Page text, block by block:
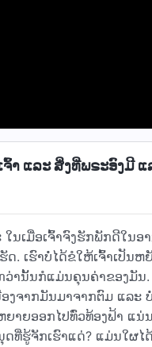
າ ແລະ ສິ່ງທີ່ພຣະອົງມີ
ນເມື່ອເຈົ້າຈົງຮັກພັກດີໃນ
. ເຮົາບໍ່ໄດ້ຂໍໃຫ້ເຈົ້າເປັນ
ານັ້ນກໍແມ່ນຄຸນຄ່າຂອງມັນ.
ງຈາກມັນມາຈາກຕົມ ແລ
ຍອອກໄປທົ່ວທ້ອງຟ້າ ແນ່ນ
ຮູ້ຈັກເຮົາແດ່? ແມ່ນໃຜໄດ້